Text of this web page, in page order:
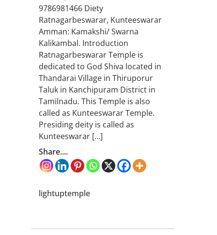
9786981466 Diety
Ratnagarbeswarar, Kunteeswarar
Amman: Kamakshi/ Swarna
Kalikambal. Introduction
Ratnagarbeswarar Temple is
dedicated to God Shiva located in
Thandarai Village in Thiruporur
Taluk in Kanchipuram District in
Tamilnadu. This Temple is also
called as Kunteeswarar Temple.
Presiding deity is called as
Kunteeswarar […]
Share....
lightuptemple